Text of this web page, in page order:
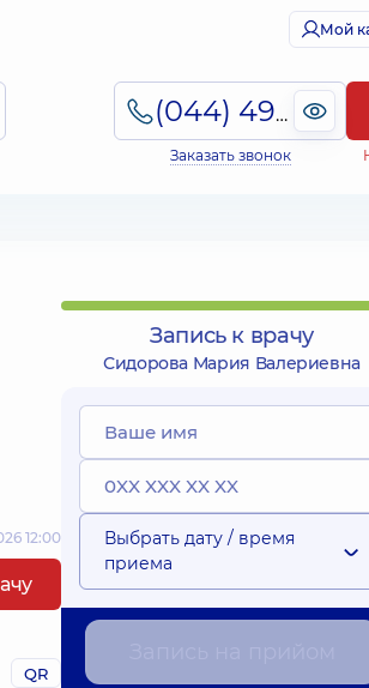
Мой
(044) 495-2-888
Заказать звонок
12:00
QR
Запись к врачу
Сидорова Мария Валериевна
Выбрать дату / время
приема